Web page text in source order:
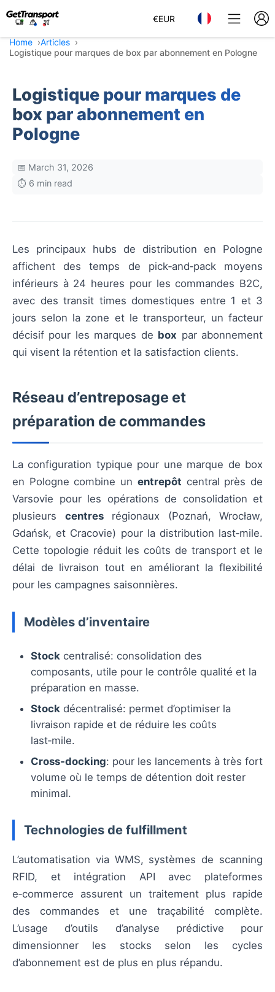
€EUR
Home
Articles
Logistique pour marques de box par abonnement en Pologne
Logistique pour marques de
box par abonnement en
Pologne
📅 March 31, 2026
⏱️ 6 min read
Les principaux hubs de distribution en Pologne
affichent des temps de pick‑and‑pack moyens
inférieurs à 24 heures pour les commandes B2C,
avec des transit times domestiques entre 1 et 3
jours selon la zone et le transporteur, un facteur
décisif pour les marques de box par abonnement
qui visent la rétention et la satisfaction clients.
Réseau d’entreposage et
préparation de commandes
La configuration typique pour une marque de box
en Pologne combine un entrepôt central près de
Varsovie pour les opérations de consolidation et
plusieurs centresrégionaux (Poznań, Wrocław,
Gdańsk, et Cracovie) pour la distribution last‑mile.
Cette topologie réduit les coûts de transport et le
délai de livraison tout en améliorant la flexibilité
pour les campagnes saisonnières.
Modèles d’inventaire
Stock centralisé: consolidation des
composants, utile pour le contrôle qualité et la
préparation en masse.
Stock décentralisé: permet d’optimiser la
livraison rapide et de réduire les coûts
last‑mile.
Cross‑docking: pour les lancements à très fort
volume où le temps de détention doit rester
minimal.
Technologies de fulfillment
L’automatisation via WMS, systèmes de scanning
RFID, et intégration API avec plateformes
e‑commerce assurent un traitement plus rapide
des commandes et une traçabilité complète.
L’usage d’outils d’analyse prédictive pour
dimensionner les stocks selon les cycles
d’abonnement est de plus en plus répandu.